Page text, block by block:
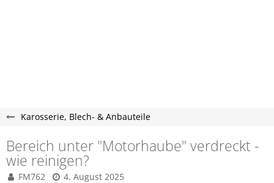
Karosserie, Blech- & Anbauteile
Bereich unter "Motorhaube" verdreckt -
wie reinigen?
FM762 4. August 2025